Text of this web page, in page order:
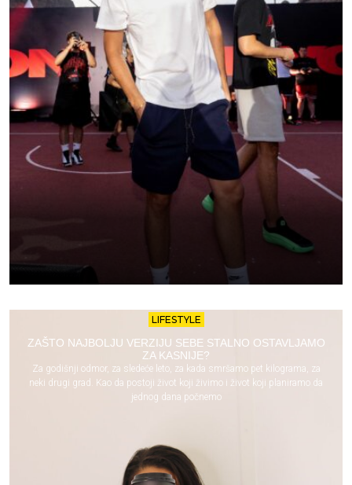
LIFESTYLE
ZAŠTO NAJBOLJU VERZIJU SEBE STALNO OSTAVLJAMO
ZA KASNIJE?
Za godišnji odmor, za sledeće leto, za kada smršamo pet kilograma, za
neki drugi grad. Kao da postoji život koji živimo i život koji planiramo da
jednog dana počnemo